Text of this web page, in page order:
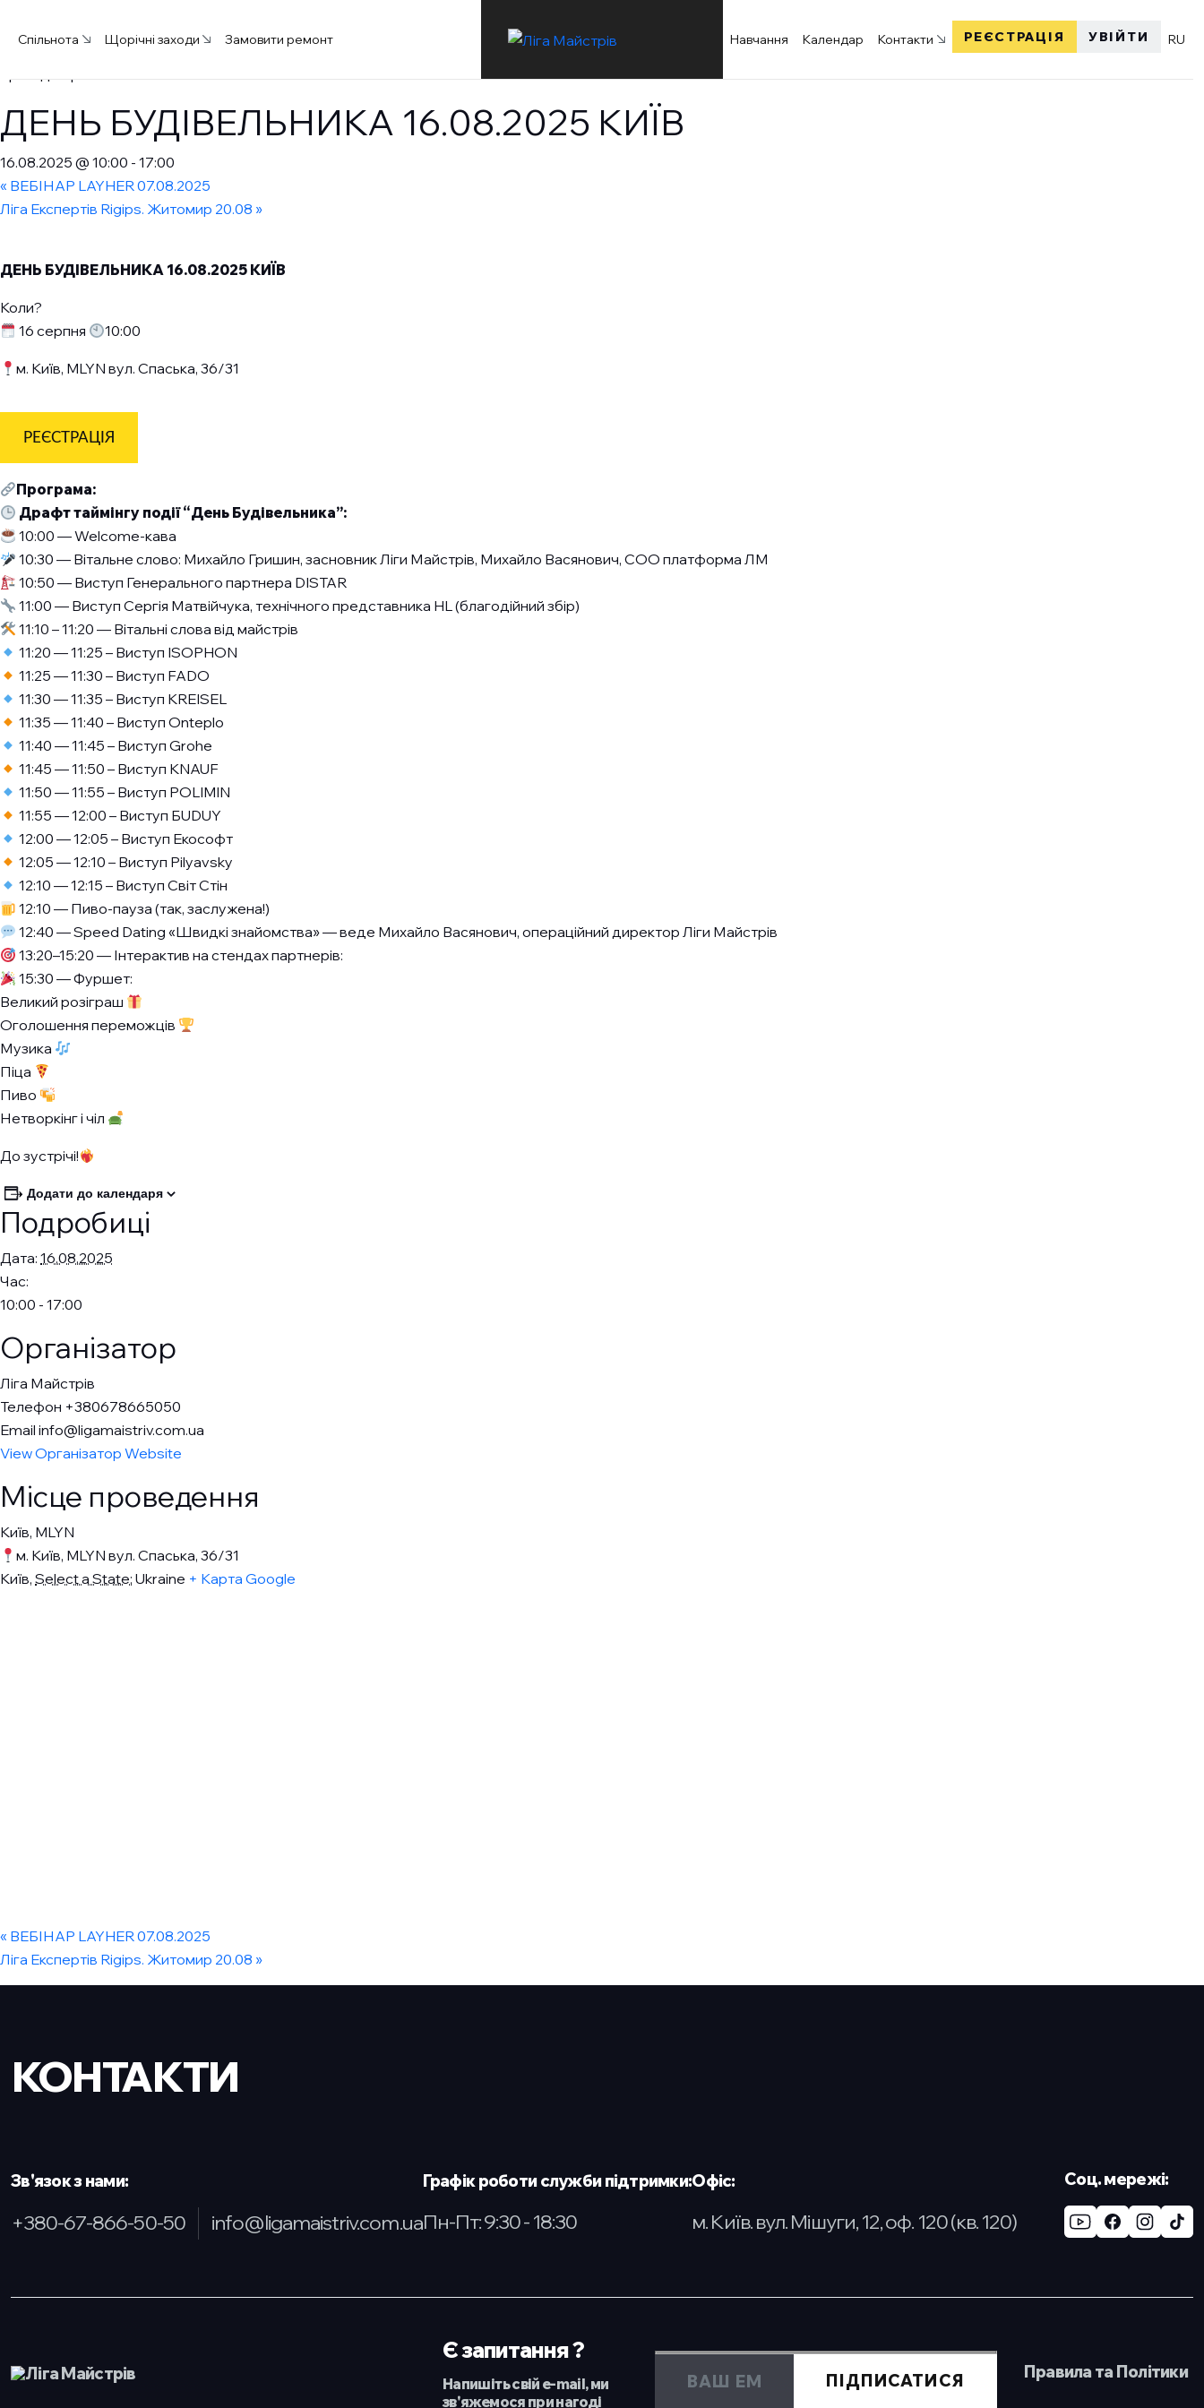
Спільнота Щорічні заходи Замовити ремонт Навчання Календар Контакти РЕЄСТРАЦІЯ УВІЙТИ RU
« Всі Події
Це подія пройшло.
ДЕНЬ БУДІВЕЛЬНИКА 16.08.2025 КИЇВ
16.08.2025 @ 10:00 - 17:00
« ВЕБІНАР LAYHER 07.08.2025
Ліга Експертів Rigips. Житомир 20.08 »
ДЕНЬ БУДІВЕЛЬНИКА 16.08.2025 КИЇВ
Коли?
16 серпня
10:00
м. Київ, MLYN вул. Спаська, 36/31
РЕЄСТРАЦІЯ
Програма:
Драфт таймінгу події “День Будівельника”:
10:00 — Welcome-кава
10:30 — Вітальне слово: Михайло Гришин, засновник Ліги Майстрів, Михайло Васянович, СОО платформа ЛМ
10:50 — Виступ Генерального партнера DISTAR
11:00 — Виступ Сергія Матвійчука, технічного представника HL (благодійний збір)
11:10 – 11:20 — Вітальні слова від майстрів
11:20 — 11:25 – Виступ ISOPHON
11:25 — 11:30 – Виступ FADO
11:30 — 11:35 – Виступ KREISEL
11:35 — 11:40 – Виступ Onteplo
11:40 — 11:45 – Виступ Grohe
11:45 — 11:50 – Виступ KNAUF
11:50 — 11:55 – Виступ POLIMIN
11:55 — 12:00 – Виступ БUDUY
12:00 — 12:05 – Виступ Екософт
12:05 — 12:10 – Виступ Pilyavsky
12:10 — 12:15 – Виступ Світ Стін
12:10 — Пиво-пауза (так, заслужена!)
12:40 — Speed Dating «Швидкі знайомства» — веде Михайло Васянович, операційний директор Ліги Майстрів
13:20–15:20 — Інтерактив на стендах партнерів:
15:30 — Фуршет:
Великий розіграш
Оголошення переможців
Музика
Піца
Пиво
Нетворкінг і чіл
До зустрічі!
Додати до календаря
Подробиці
Дата: 16.08.2025
Час:
10:00 - 17:00
Організатор
Ліга Майстрів
Телефон +380678665050
Email info@ligamaistriv.com.ua
View Організатор Website
Місце проведення
Київ, MLYN
м. Київ, MLYN вул. Спаська, 36/31
Київ, Select a State: Ukraine + Карта Google
« ВЕБІНАР LAYHER 07.08.2025
Ліга Експертів Rigips. Житомир 20.08 »
КОНТАКТИ
Зв'язок з нами:
+380-67-866-50-50 info@ligamaistriv.com.ua
Графік роботи служби підтримки:
Пн-Пт: 9:30 - 18:30
Офіс:
м. Київ. вул. Мішуги, 12, оф. 120 (кв. 120)
Cоц. мережі:
Є запитання ?
Напишіть свій e-mail, ми
зв'яжемося при нагоді
ПІДПИСАТИСЯ Правила та Політики